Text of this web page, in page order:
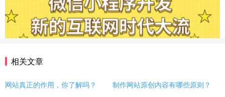
网站建设多少钱 网站制作 网站定制
网站建设问题 企业建站 建网站 小程序开发
做小程序
微信小程序开发 小程序开发多少钱
相关文章
网站真正的作用，你了解吗？ 制作网站原创内容有哪些原则？